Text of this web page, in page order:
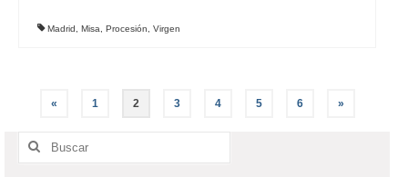
Madrid Misa Procesión Virgen
Paginación
de
entradas
« 1 2 3 4 5 6 »
Buscar